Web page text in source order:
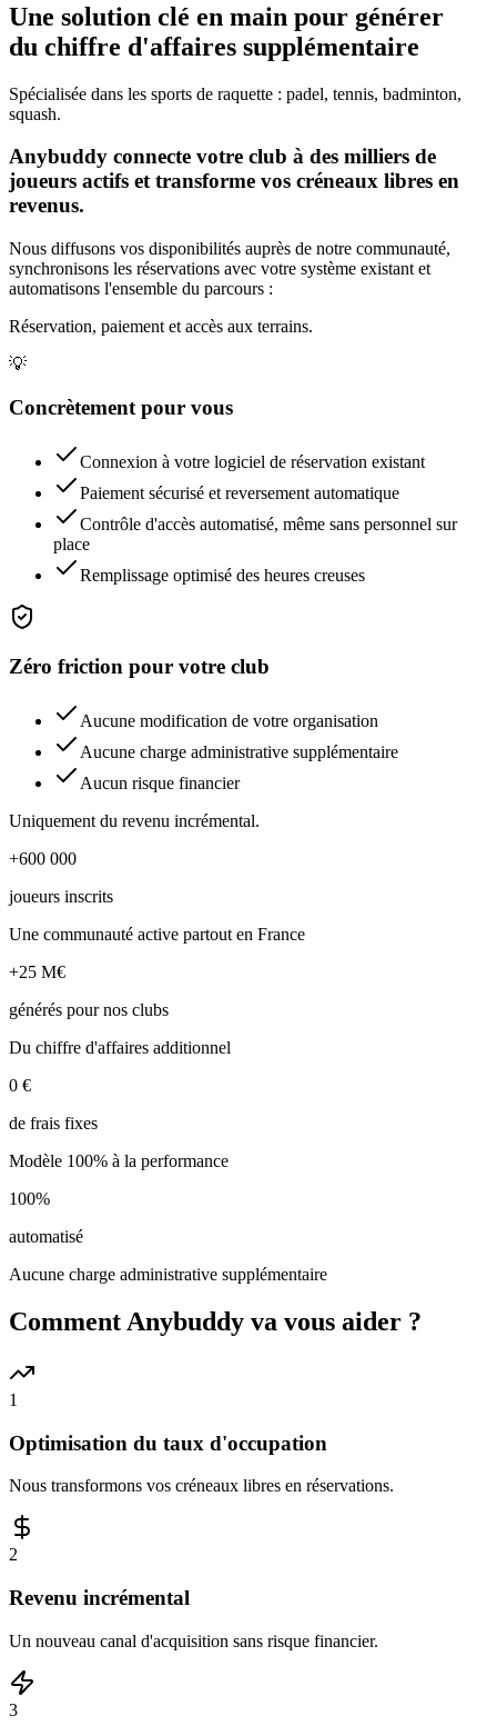
Une solution clé en main pour générer
du chiffre d'affaires supplémentaire
Spécialisée dans les sports de raquette : padel, tennis, badminton,
squash.
Anybuddy connecte votre club à des milliers de
joueurs actifs et transforme vos créneaux libres en
revenus.
Nous diffusons vos disponibilités auprès de notre communauté,
synchronisons les réservations avec votre système existant et
automatisons l'ensemble du parcours :
Réservation, paiement et accès aux terrains.
💡
Concrètement pour vous
Connexion à votre logiciel de réservation existant
Paiement sécurisé et reversement automatique
Contrôle d'accès automatisé, même sans personnel sur
place
Remplissage optimisé des heures creuses
Zéro friction pour votre club
Aucune modification de votre organisation
Aucune charge administrative supplémentaire
Aucun risque financier
Uniquement du revenu incrémental.
+600 000
joueurs inscrits
Une communauté active partout en France
+25 M€
générés pour nos clubs
Du chiffre d'affaires additionnel
0 €
de frais fixes
Modèle 100% à la performance
100%
automatisé
Aucune charge administrative supplémentaire
Comment Anybuddy va vous aider ?
1
Optimisation du taux d'occupation
Nous transformons vos créneaux libres en réservations.
2
Revenu incrémental
Un nouveau canal d'acquisition sans risque financier.
3